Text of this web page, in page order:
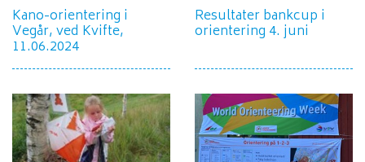
Kano-orientering i
Vegår, ved Kvifte,
11.06.2024
Resultater bankcup i
orientering 4. juni